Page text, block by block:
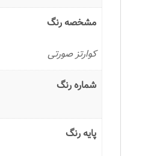
مشخصه رنگ
کوارتز صورتی
شماره رنگ
پایه رنگ